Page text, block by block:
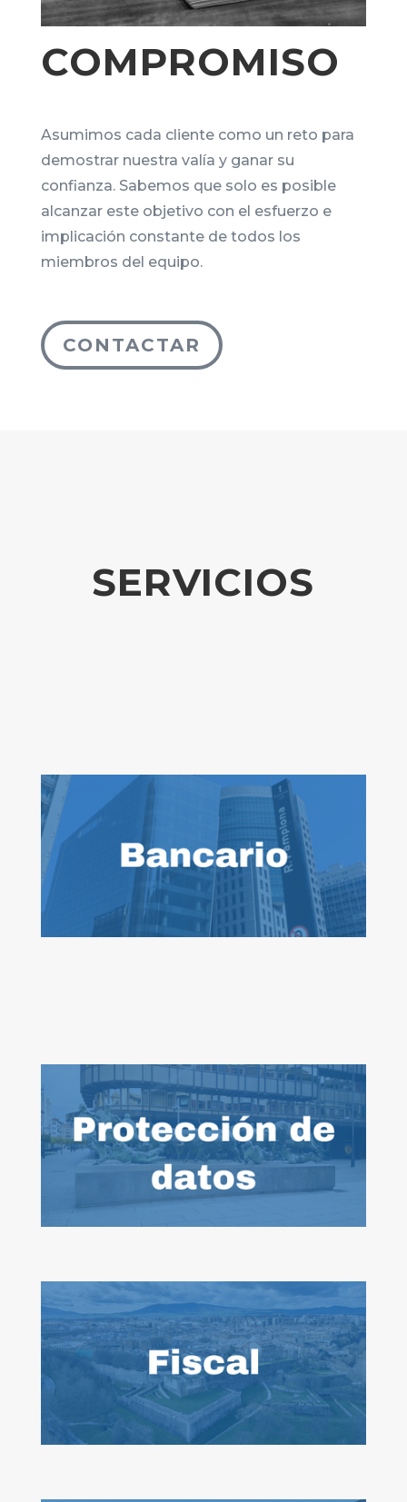
COMPROMISO
Asumimos cada cliente como un reto para
demostrar nuestra valía y ganar su
confianza. Sabemos que solo es posible
alcanzar este objetivo con el esfuerzo e
implicación constante de todos los
miembros del equipo.
CONTACTAR
SERVICIOS